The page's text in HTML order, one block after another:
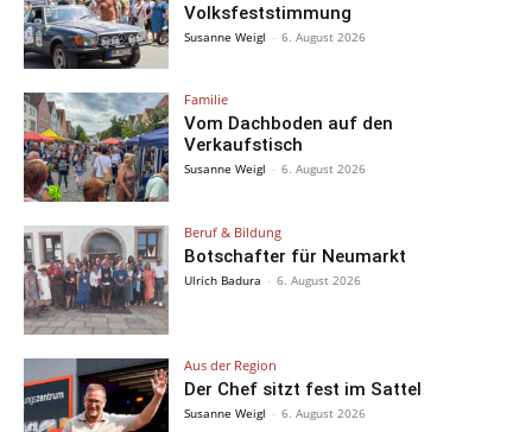
Volksfeststimmung
Susanne Weigl - 6. August 2026
Familie
Vom Dachboden auf den
Verkaufstisch
Susanne Weigl - 6. August 2026
Beruf & Bildung
Botschafter für Neumarkt
Ulrich Badura - 6. August 2026
Aus der Region
Der Chef sitzt fest im Sattel
Susanne Weigl - 6. August 2026